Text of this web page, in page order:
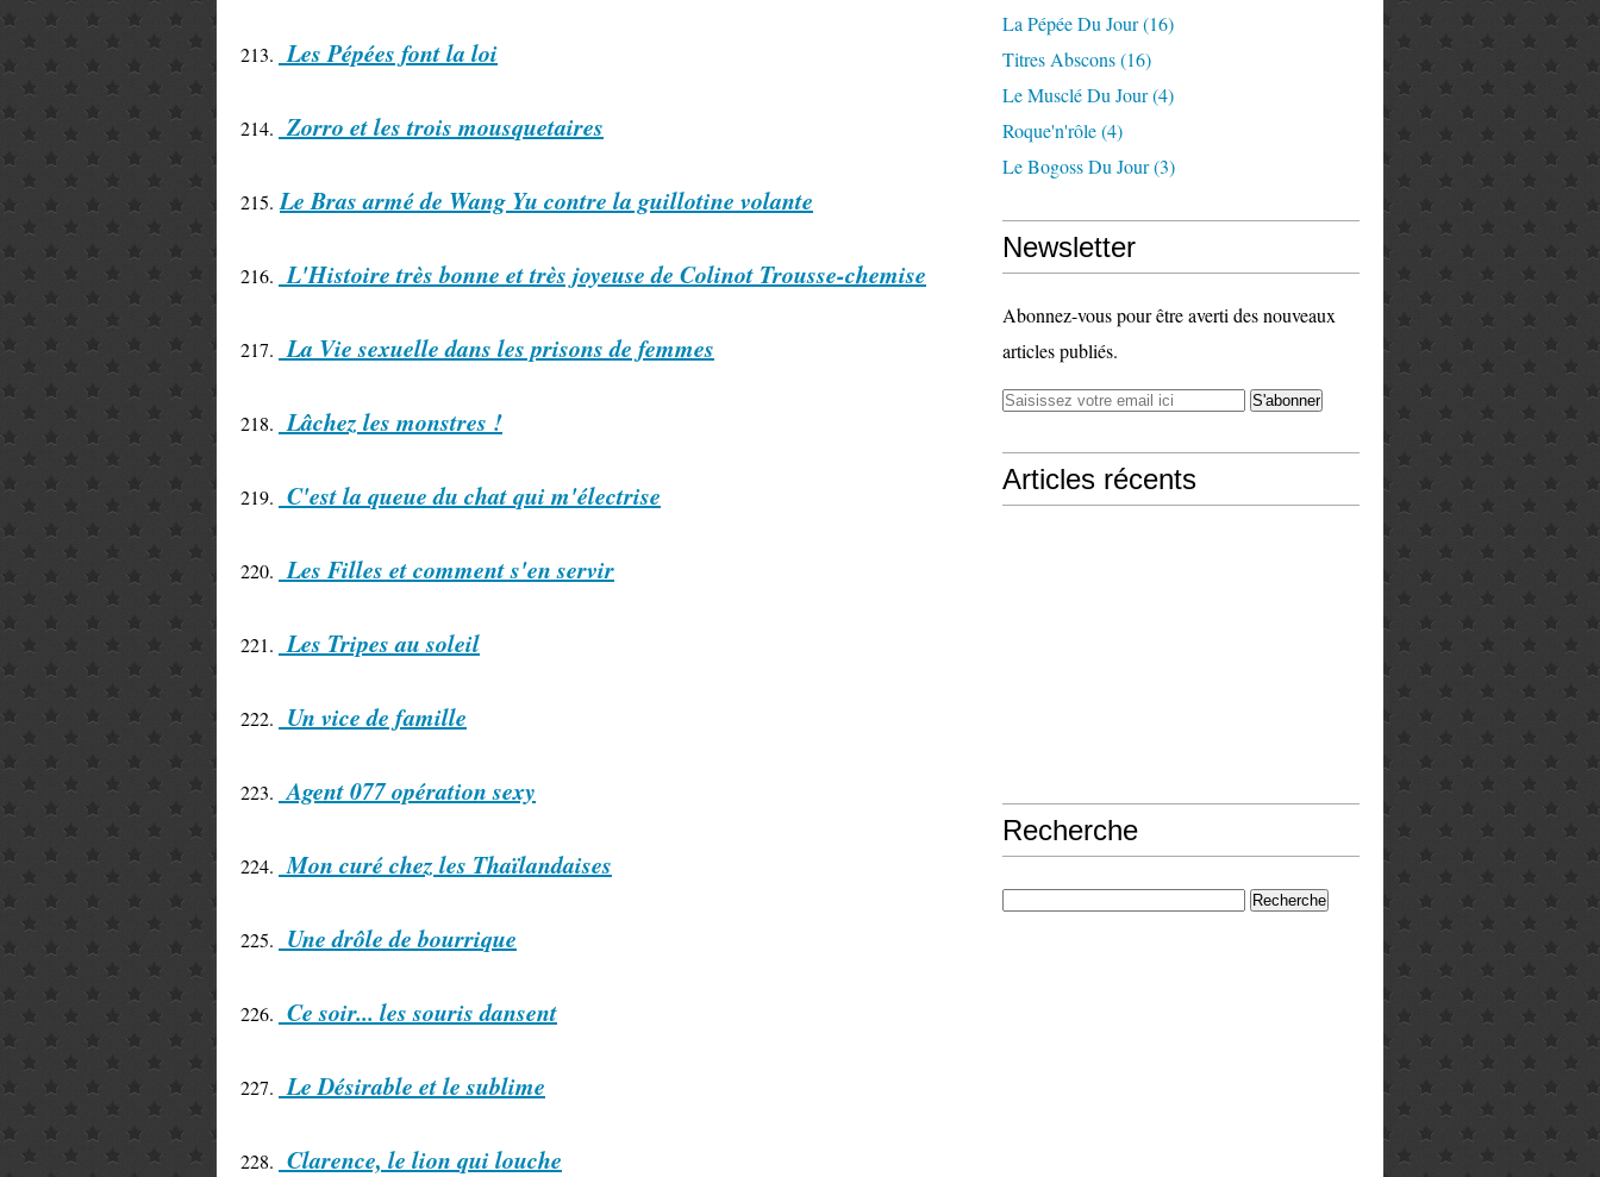
213. Les Pépées font la loi
214. Zorro et les trois mousquetaires
215. Le Bras armé de Wang Yu contre la guillotine volante
216. L'Histoire très bonne et très joyeuse de Colinot Trousse-chemise
217. La Vie sexuelle dans les prisons de femmes
218. Lâchez les monstres !
219. C'est la queue du chat qui m'électrise
220. Les Filles et comment s'en servir
221. Les Tripes au soleil
222. Un vice de famille
223. Agent 077 opération sexy
224. Mon curé chez les Thaïlandaises
225. Une drôle de bourrique
226. Ce soir... les souris dansent
227. Le Désirable et le sublime
228. Clarence, le lion qui louche
La Pépée Du Jour(16)
Titres Abscons(16)
Le Musclé Du Jour(4)
Roque'n'rôle(4)
Le Bogoss Du Jour(3)
Newsletter
Abonnez-vous pour être averti des nouveaux
articles publiés.
Articles récents
Recherche